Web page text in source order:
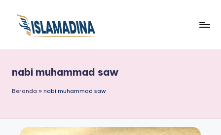
nabi muhammad saw
Beranda » nabi muhammad saw